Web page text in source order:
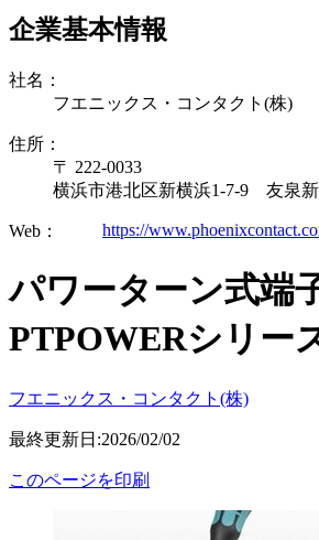
企業基本情報
社名：
フエニックス・コンタクト(株)
住所：
〒 222-0033
横浜市港北区新横浜1-7-9 友泉
Web： https://
パワーターン式端
PTPOWERシリー
フエニックス・コンタクト(株)
最終更新日:2026/02/02
このページを印刷